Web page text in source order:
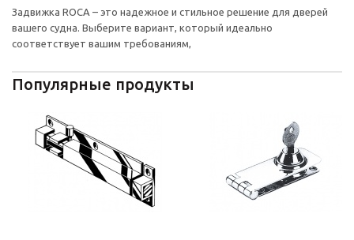
Задвижка ROCA – это надежное и стильное решение для дверей
вашего судна. Выберите вариант, который идеально
соответствует вашим требованиям,
Популярные продукты